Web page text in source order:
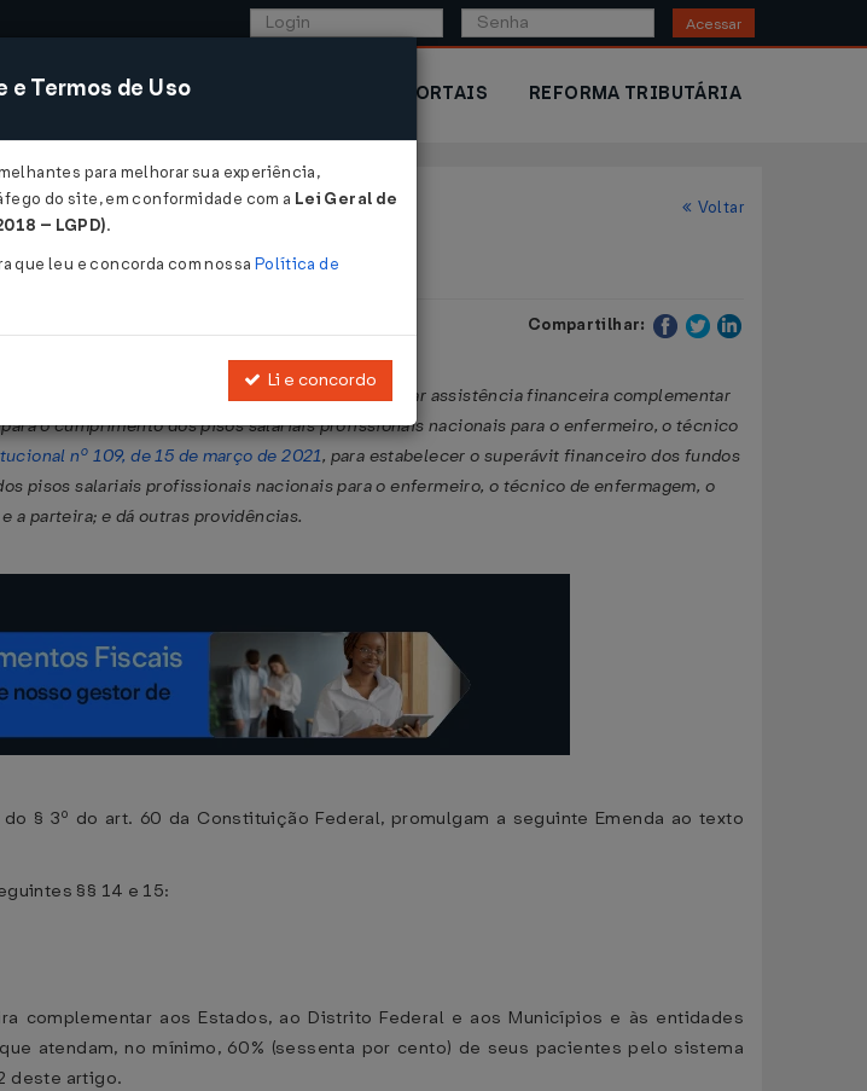
Acessar
SISTEMAS COMÉRCIO EXTERIOR PORTAIS REFORMA TRIBUTÁRIA
Voltar
Compartilhar:
para estabelecer que compete à União prestar assistência financeira complementar
o cumprimento dos pisos salariais profissionais nacionais para o enfermeiro, o técnico
nº 109, de 15 de março de 2021, para estabelecer o superávit financeiro dos fundos
pisos salariais profissionais nacionais para o enfermeiro, o técnico de enfermagem, o
a parteira; e dá outras providências.
§ 3º do art. 60 da Constituição Federal, promulgam a seguinte Emenda ao texto
§§ 14 e 15:
complementar aos Estados, ao Distrito Federal e aos Municípios e às entidades
atendam, no mínimo, 60% (sessenta por cento) de seus pacientes pelo sistema
deste artigo.
Termos de Uso
para melhorar sua experiência,
do site, em conformidade com a Lei Geral de
– LGPD).
que leu e concorda com nossa Política de
Li e concordo